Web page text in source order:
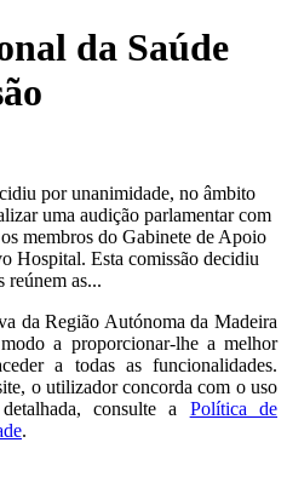
da Saúde
por unanimidade, no âmbito
uma audição parlamentar com
membros do Gabinete de Apoio
Hospital. Esta comissão decidiu
reúnem as...
da Região Autónoma da Madeira
a proporcionar-lhe a melhor
a todas as funcionalidades.
o utilizador concorda com o uso
consulte a
Política de
.